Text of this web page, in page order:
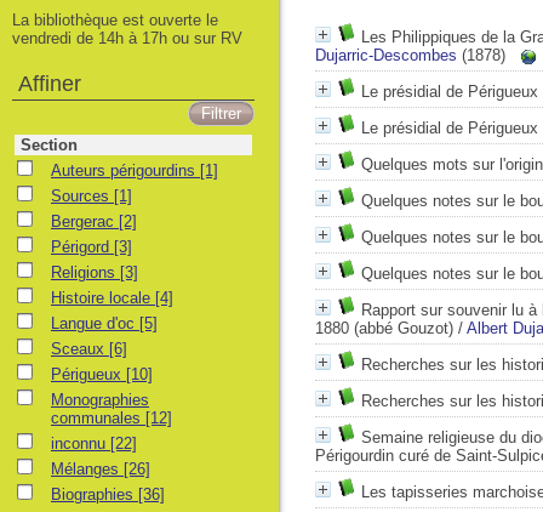
Les Philippiques de la
Dujarric-Descombes (1878)
Le présidial de
Le présidial de
Quelques mots sur
Quelques notes sur le
Quelques notes sur le
Quelques notes sur le
Rapport sur souvenir lu
1880 (abbé Gouzot) / Albert
Recherches sur les
Recherches sur les
Semaine religieuse du
Périgourdin curé de Saint-
Les tapisseries
La bibliothèque est ouverte le
vendredi de 14h à 17h ou sur RV
Affiner
Section
Auteurs périgourdins [1]
Sources [1]
Bergerac [2]
Périgord [3]
Religions [3]
Histoire locale [4]
Langue d'oc [5]
Sceaux [6]
Périgueux [10]
Monographies
communales [12]
inconnu [22]
Mélanges [26]
Biographies [36]